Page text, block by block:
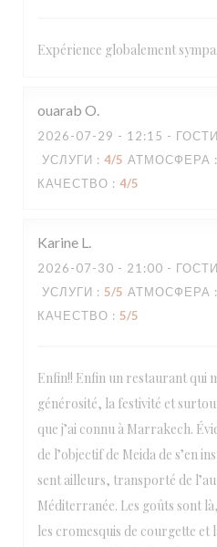
Expérience globalement sympa.
ouarab O
2026-07-29 - 12:15 -
УСЛУГИ : 4/5 АТМОСФЕРА :
КАЧЕСТВО : 4/5
Karine L
2026-07-30 - 21:00 -
УСЛУГИ : 5/5 АТМОСФЕРА :
КАЧЕСТВО : 5/5
Enfin!! Enfin un restaurant qui
générosité, la festivité et
que j’ai connu à Marrakech.
de l’objectif de Meida de s’en
sent ailleurs, transporté de
Méditerranée. Les goûts sont
les cromesquis de courgette et